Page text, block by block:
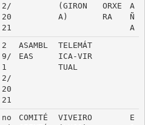
2/
20
21
(GIRON
A)
ORXE
RA
A
Ñ
A
2
9/
1
2/
20
21
ASAMBL
EAS
TELEMÁT
ICA-VIR
TUAL
no
COMITÉ
VIVEIRO
E